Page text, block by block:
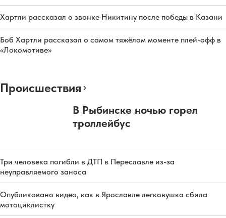
Хартли рассказал о звонке Никитину после победы в Казани
Боб Хартли рассказал о самом тяжёлом моменте плей-офф в
«Локомотиве»
Происшествия
В Рыбинске ночью горел
троллейбус
Три человека погибли в ДТП в Переславле из-за
неуправляемого заноса
Опубликовано видео, как в Ярославле легковушка сбила
мотоциклистку